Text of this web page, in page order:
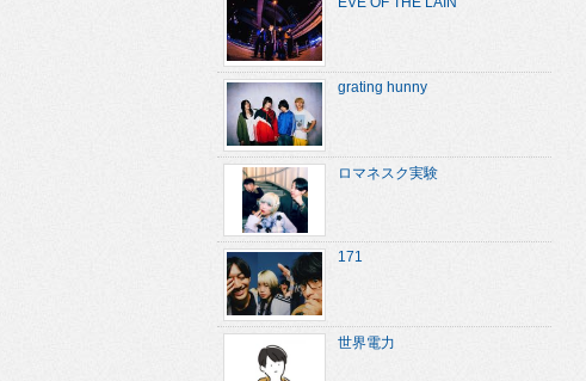
grating hunny
ロマネスク実験
171
世界電力